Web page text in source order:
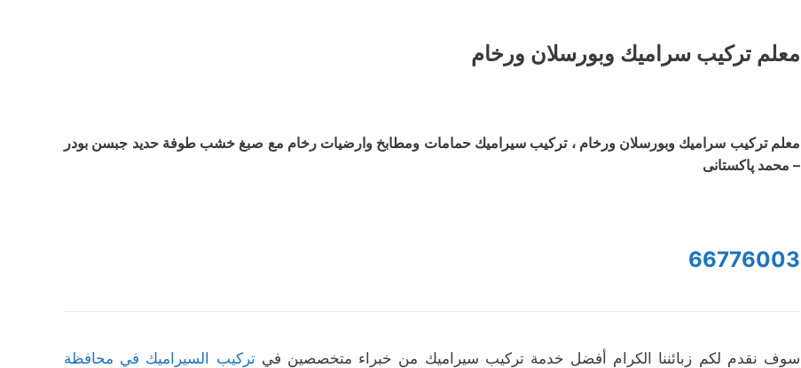
معلم ترکیب سرامیك وبورسلان ورخام
معلم ترکیب سرامیك وبورسلان ورخام ، تركيب سيراميك حمامات ومطابخ وارضیات رخام مع صبغ خشب طوفة حدید جبسن بودر
– محمد پاکستانی
66776003
سوف نقدم لكم زبائننا الكرام أفضل خدمة تركيب سيراميك من خبراء متخصصين فيتركيب السيراميك في محافظة